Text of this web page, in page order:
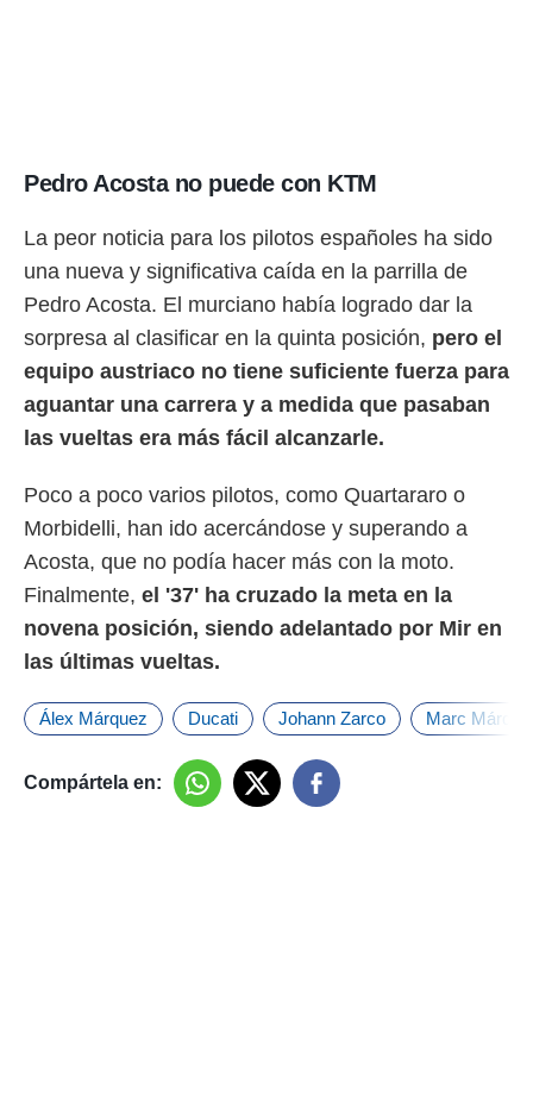
Pedro Acosta no puede con KTM
La peor noticia para los pilotos españoles ha sido
una nueva y significativa caída en la parrilla de
Pedro Acosta. El murciano había logrado dar la
sorpresa al clasificar en la quinta posición, pero el
equipo austriaco no tiene suficiente fuerza para
aguantar una carrera y a medida que pasaban
las vueltas era más fácil alcanzarle.
Poco a poco varios pilotos, como Quartararo o
Morbidelli, han ido acercándose y superando a
Acosta, que no podía hacer más con la moto.
Finalmente, el '37' ha cruzado la meta en la
novena posición, siendo adelantado por Mir en
las últimas vueltas.
Álex Márquez Ducati Johann Zarco Marc
Compártela en: